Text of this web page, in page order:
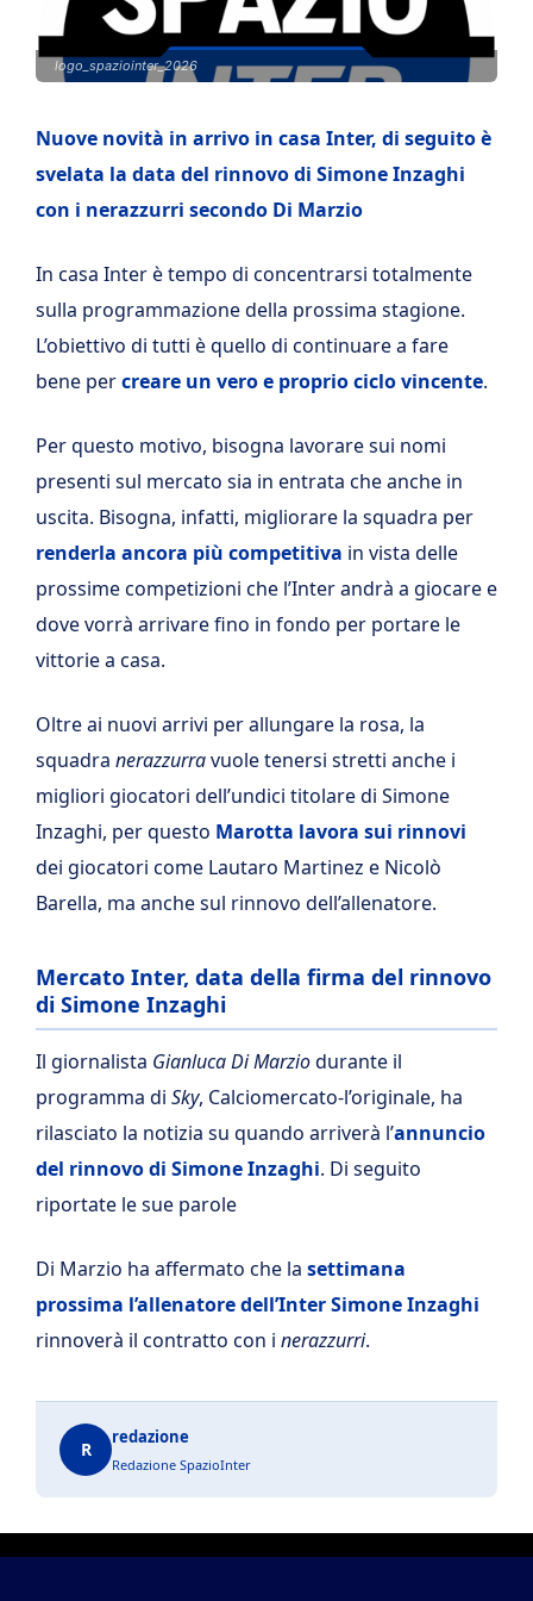
logo_spaziointer_2026
Nuove novità in arrivo in casa Inter, di seguito è
svelata la data del rinnovo di Simone Inzaghi
con i nerazzurri secondo Di Marzio
In casa Inter è tempo di concentrarsi totalmente
sulla programmazione della prossima stagione.
L’obiettivo di tutti è quello di continuare a fare
bene percreare un vero e proprio ciclo vincente.
Per questo motivo, bisogna lavorare sui nomi
presenti sul mercato sia in entrata che anche in
uscita. Bisogna, infatti, migliorare la squadra per
renderla ancora più competitiva in vista delle
prossime competizioni che l’Inter andrà a giocare e
dove vorrà arrivare fino in fondo per portare le
vittorie a casa.
Oltre ai nuovi arrivi per allungare la rosa, la
squadra nerazzurravuole tenersi stretti anche i
migliori giocatori dell’undici titolare di Simone
Inzaghi, per questo Marotta lavora sui rinnovi
dei giocatori come Lautaro Martinez e Nicolò
Barella, ma anche sul rinnovo dell’allenatore.
Mercato Inter, data della firma del rinnovo
di Simone Inzaghi
Il giornalista Gianluca Di Marziodurante il
programma di Sky, Calciomercato-l’originale, ha
rilasciato la notizia su quando arriverà l’annuncio
del rinnovo di Simone Inzaghi. Di seguito
riportate le sue parole
Di Marzio ha affermato che la settimana
prossima l’allenatore dell’Inter Simone Inzaghi
rinnoverà il contratto con i nerazzurri.
R
redazione
Redazione SpazioInter